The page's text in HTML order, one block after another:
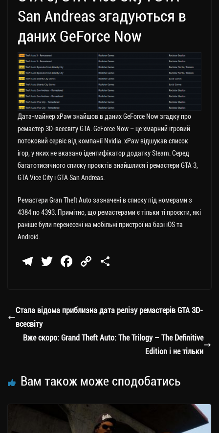
San Andreas згадуються в
даних GeForce Now
Дата-майнер xPaw знайшов в даних GeForce Now згадку про
ремастер 3D-всесвіту GTA. GeForce Now – це хмарний ігровий
потоковий сервіс від компанії Nvidia. xPaw відшукав список
ігор, у яких не вказано ідентифікатор додатку Steam. Серед
багатотисячного списку проєктів знайшлися і ремастери GTA 3,
GTA Vice City і GTA San Andreas.
Ремастери Gran Theft Auto зазначені в списку під номерами з
4384 по 4393. Примітно, що ремастерами є тільки ті проєкти, які
раніше були перенесені на мобільні пристрої на базі iOS та
Android.
Te
a
m
T
er
Fa
ok
C
Li ли
ся
Стала відома приблизна дата релізу ремастерів GTA 3D-
всесвіту
Вже скоро: Grand Theft Auto: The Trilogy – The Definitive
Edition і не тільки
Вам також може сподобатись